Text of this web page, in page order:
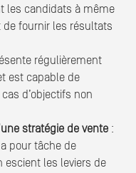
les candidats à même
fournir les résultats
régulièrement
est capable de
d’objectifs non
stratégie de vente :
pour tâche de
escient les leviers de